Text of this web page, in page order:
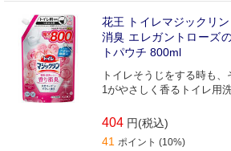
花王 トイレマジックリ
消臭 エレガントローズ
トパウチ 800ml
トイレそうじをする時も
1がやさしく香るトイレ用洗
404 円(税込)
41 ポイント (10%)